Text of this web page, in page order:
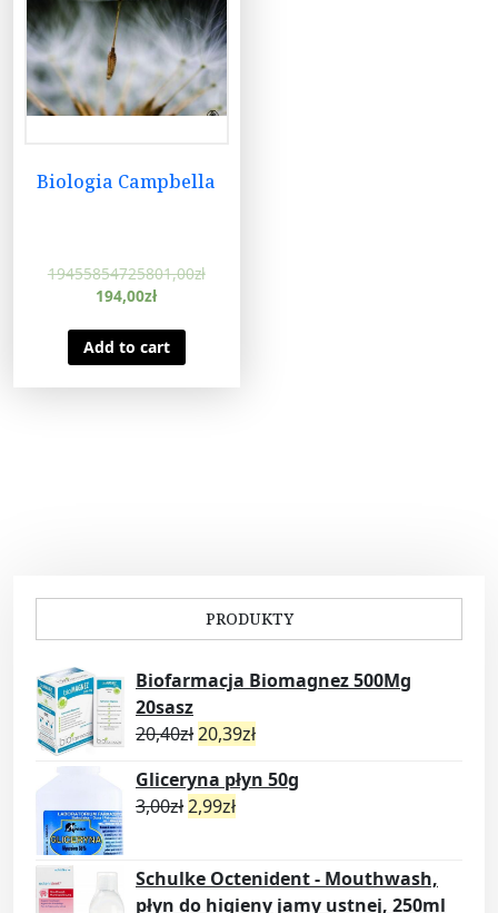
Biologia Campbella
19455854725801,00zł
194,00zł
Add to cart
PRODUKTY
Biofarmacja Biomagnez 500Mg
20sasz
20,40zł20,39zł
Gliceryna płyn 50g
3,00zł2,99zł
Schulke Octenident - Mouthwash,
płyn do higieny jamy ustnej, 250ml